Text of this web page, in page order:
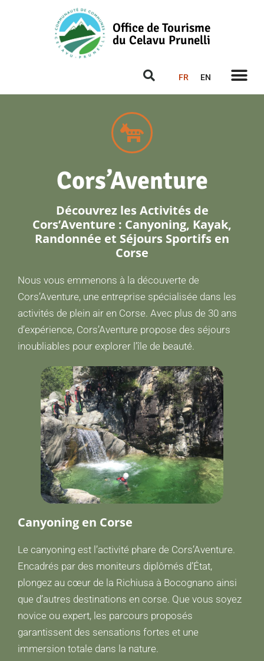
Office de Tourisme
du Celavu Prunelli
FR EN
Cors’Aventure
Découvrez les Activités de
Cors’Aventure : Canyoning, Kayak,
Randonnée et Séjours Sportifs en
Corse
Nous vous emmenons à la découverte de
Cors’Aventure, une entreprise spécialisée dans les
activités de plein air en Corse. Avec plus de 30 ans
d’expérience, Cors’Aventure propose des séjours
inoubliables pour explorer l’île de beauté.
Canyoning en Corse
Le canyoning est l’activité phare de Cors’Aventure.
Encadrés par des moniteurs diplômés d’État,
plongez au cœur de la Richiusa à Bocognano ainsi
que d’autres destinations en corse. Que vous soyez
novice ou expert, les parcours proposés
garantissent des sensations fortes et une
immersion totale dans la nature.